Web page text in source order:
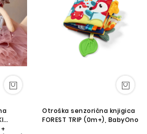
Otroška senzorična knjigica
FOREST TRIP (0m+), BabyOno